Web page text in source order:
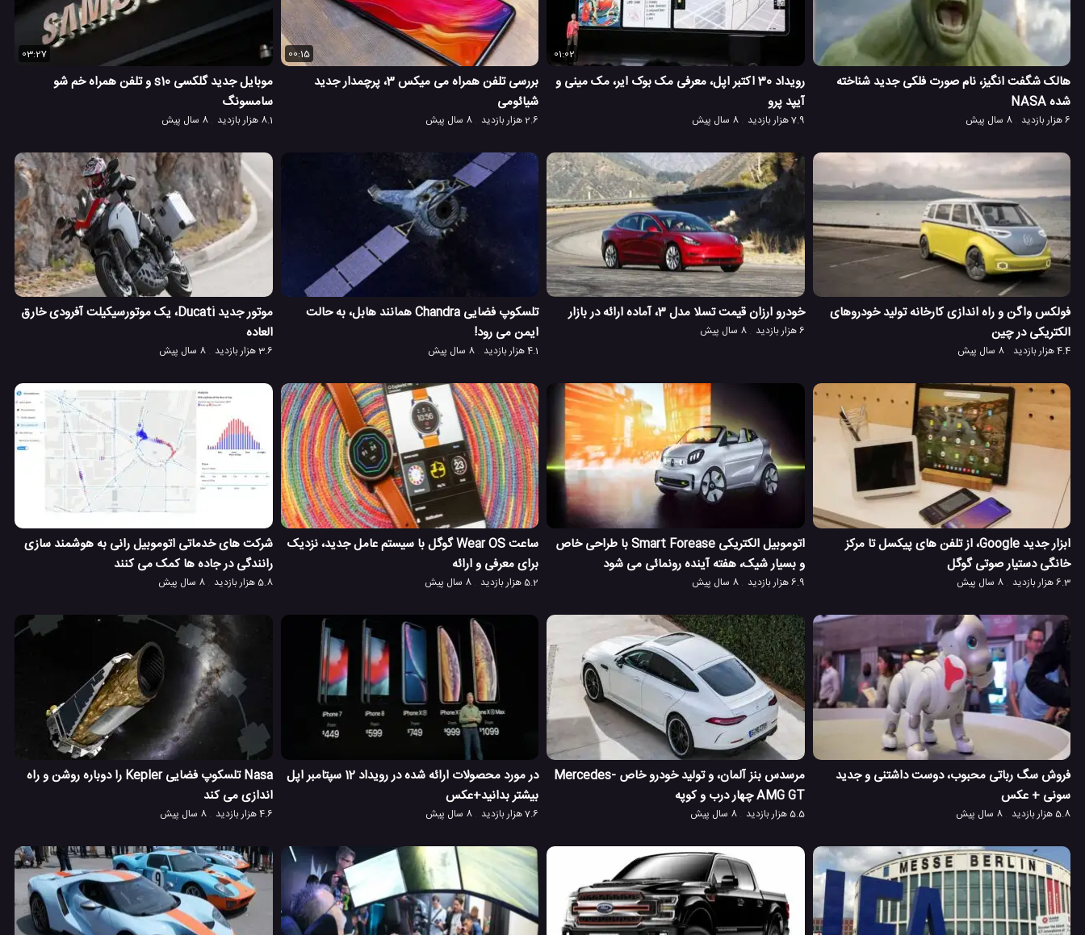
هالک شگفت انگیز، نام صورت فلکی جدید شناخته
شده NASA
6 هزار بازدید 8 سال پیش
01:02
رویداد 30 اکتبر اپل، معرفی مک بوک ایر، مک مینی و
آیپد پرو
7.9 هزار بازدید 8 سال پیش
00:15
بررسی تلفن همراه می میکس 3، پرچمدار جدید
شیائومی
2.6 هزار بازدید 8 سال پیش
03:27
موبایل جدید گلکسی s10 و تلفن همراه خم شو
سامسونگ
8.1 هزار بازدید 8 سال پیش
فولکس واگن و راه اندازی کارخانه تولید خودروهای
الکتریکی در چین
4.4 هزار بازدید 8 سال پیش
خودرو ارزان قیمت تسلا مدل 3، آماده ارائه در بازار
6 هزار بازدید 8 سال پیش
تلسکوپ فضایی Chandra همانند هابل، به حالت
ایمن می رود!
4.1 هزار بازدید 8 سال پیش
موتور جدید Ducati، یک موتورسیکیلت آفرودی خارق
العاده
3.6 هزار بازدید 8 سال پیش
ابزار جدید Google، از تلفن های پیکسل تا مرکز
خانگی دستیار صوتی گوگل
6.3 هزار بازدید 8 سال پیش
اتوموبیل الکتریکی Smart Forease با طراحی خاص
و بسیار شیک، هفته آینده رونمائی می شود
6.9 هزار بازدید 8 سال پیش
ساعت Wear OS گوگل با سیستم عامل جدید، نزدیک
برای معرفی و ارائه
5.2 هزار بازدید 8 سال پیش
شرکت های خدماتی اتوموبیل رانی به هوشمند سازی
رانندگی در جاده ها کمک می کنند
5.8 هزار بازدید 8 سال پیش
فروش سگ رباتی محبوب، دوست داشتنی و جدید
سونی + عکس
5.8 هزار بازدید 8 سال پیش
مرسدس بنز آلمان، و تولید خودرو خاص Mercedes-
AMG GT چهار درب و کوپه
5.5 هزار بازدید 8 سال پیش
در مورد محصولات ارائه شده در رویداد 12 سپتامبر اپل
بیشتر بدانید+عکس
7.6 هزار بازدید 8 سال پیش
Nasa تلسکوپ فضایی Kepler را دوباره روشن و راه
اندازی می کند
4.6 هزار بازدید 8 سال پیش